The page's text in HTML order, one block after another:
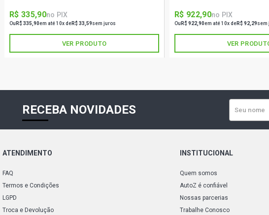
R$ 335,90no PIX
Ou R$ 335,90em até 10x deR$ 33,59sem juros
VER PRODUTO
R$ 922,90no PIX
Ou R$ 922,90em até 10x deR$ 92,29sem
VER
RECEBA NOVIDADES
ATENDIMENTO
FAQ
Termos e Condições
LGPD
Troca e Devolução
INSTITUCIONAL
Quem somos
AutoZ é confiável
Nossas parcerias
Trabalhe Conosco